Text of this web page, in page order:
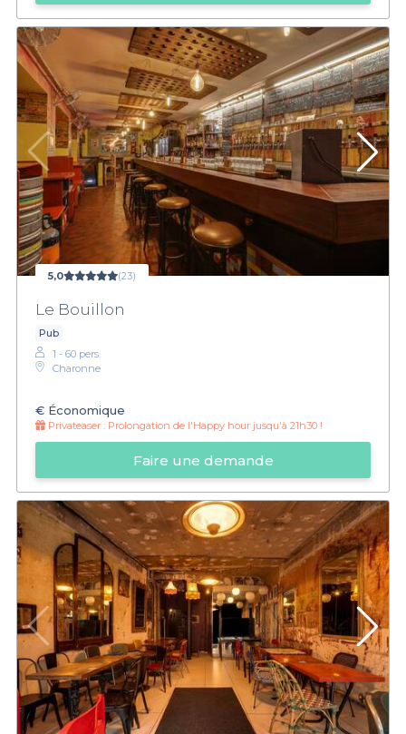
5,0 (23)
Le Bouillon
Pub
1 - 60 pers.
Charonne
€ Économique
Privateaser : Prolongation de l'Happy hour jusqu'à 21h30 !
Faire une demande